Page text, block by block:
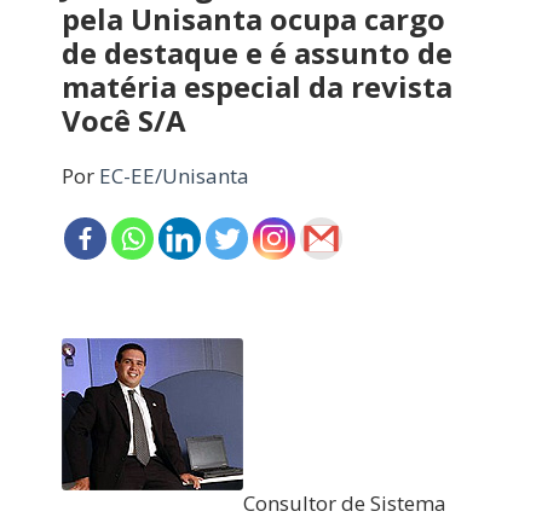
pela Unisanta ocupa cargo
de destaque e é assunto de
matéria especial da revista
Você S/A
Por EC-EE/Unisanta
Consultor de Sistema